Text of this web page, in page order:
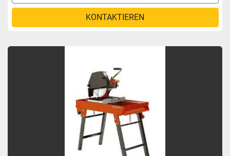
KONTAKTIEREN